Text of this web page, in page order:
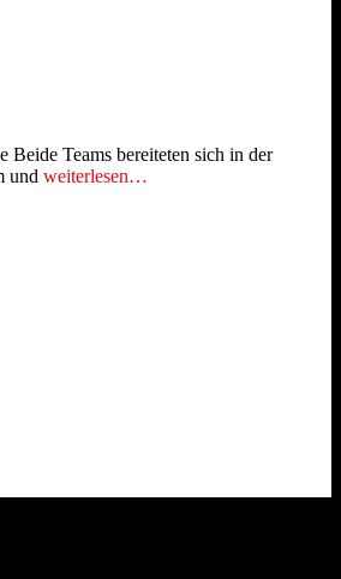
Teams bereiteten sich in der
und weiterlesen…